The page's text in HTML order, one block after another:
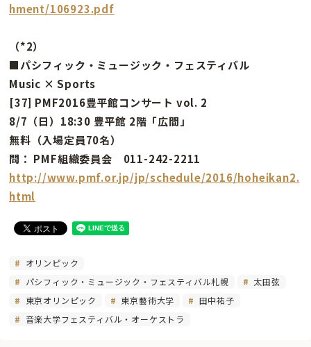
hment/106923.pdf
（*2）
■パシフィック・ミュージック・フェスティバル
Music × Sports
[37] PMF2016豊平館コンサート vol. 2
8/7（日）18:30 豊平館 2階「広間」
無料（入場定員70名）
問： PMF組織委員会 011-242-2211
http://www.pmf.or.jp/jp/schedule/2016/hoheikan2.
html
オリンピック
パシフィック・ミュージック・フェスティバル札幌
太田弦
東京オリンピック
東京藝術大学
田中祐子
音楽大学フェスティバル・オーケストラ